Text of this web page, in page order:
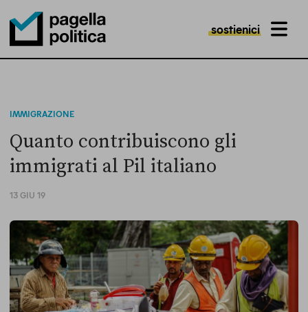
Pagella Politica Logo
sostienici MENU
IMMIGRAZIONE
Quanto contribuiscono gli
immigrati al Pil italiano
13 GIU 19